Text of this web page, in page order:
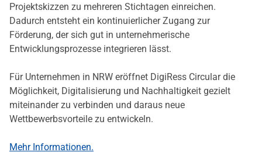
Projektskizzen zu mehreren Stichtagen einreichen.
Dadurch entsteht ein kontinuierlicher Zugang zur
Förderung, der sich gut in unternehmerische
Entwicklungsprozesse integrieren lässt.
Für Unternehmen in NRW eröffnet DigiRess Circular die
Möglichkeit, Digitalisierung und Nachhaltigkeit gezielt
miteinander zu verbinden und daraus neue
Wettbewerbsvorteile zu entwickeln.
Mehr Informationen.